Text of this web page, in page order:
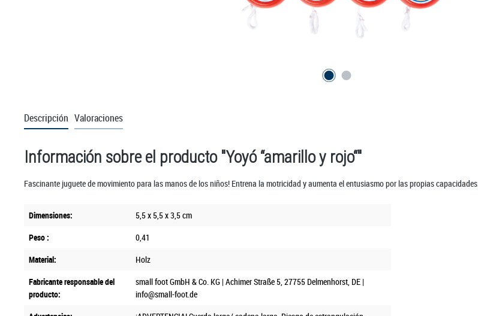
Descripción Valoraciones
Información sobre el producto "Yoyó “amarillo y rojo“"
Fascinante juguete de movimiento para las manos de los niños! Entrena la motricidad y aumenta el entusiasmo por las propias capacidades.
Dimensiones:
5,5 x 5,5 x 3,5 cm
Peso :
0,41
Material:
Holz
Fabricante responsable del
producto:
small foot GmbH & Co. KG | Achimer Straße 5, 27755 Delmenhorst, DE |
info@small-foot.de